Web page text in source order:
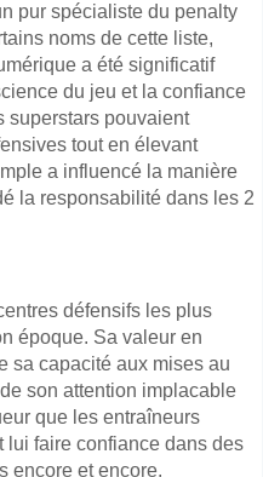
pur spécialiste du penalty
noms de cette liste,
a été significatif
du jeu et la confiance
superstars pouvaient
tout en élevant
a influencé la manière
la responsabilité dans les 2
défensifs les plus
époque. Sa valeur en
sa capacité aux mises au
son attention implacable
que les entraîneurs
lui faire confiance dans des
encore et encore.